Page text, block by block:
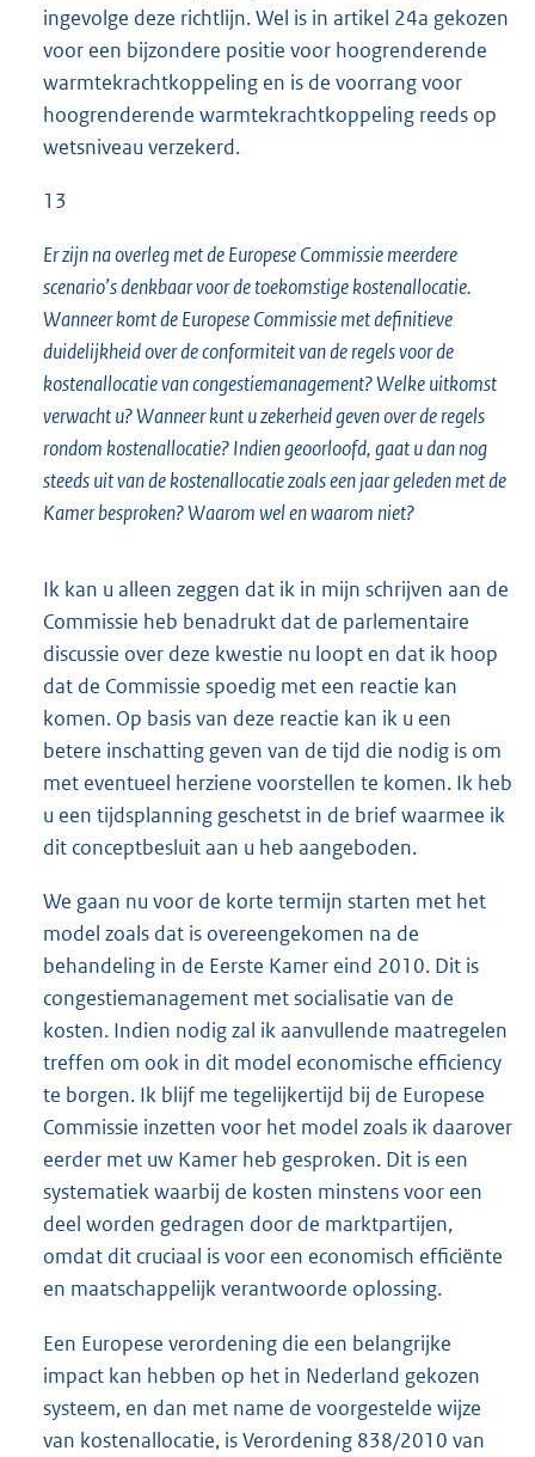
ingevolge deze richtlijn. Wel is in artikel 24a gekozen
voor een bijzondere positie voor hoogrenderende
warmtekrachtkoppeling en is de voorrang voor
hoogrenderende warmtekrachtkoppeling reeds op
wetsniveau verzekerd.
13
Er zijn na overleg met de Europese Commissie meerdere
scenario’s denkbaar voor de toekomstige kostenallocatie.
Wanneer komt de Europese Commissie met definitieve
duidelijkheid over de conformiteit van de regels voor de
kostenallocatie van congestiemanagement? Welke uitkomst
verwacht u? Wanneer kunt u zekerheid geven over de regels
rondom kostenallocatie? Indien geoorloofd, gaat u dan nog
steeds uit van de kostenallocatie zoals een jaar geleden met de
Kamer besproken? Waarom wel en waarom niet?
Ik kan u alleen zeggen dat ik in mijn schrijven aan de
Commissie heb benadrukt dat de parlementaire
discussie over deze kwestie nu loopt en dat ik hoop
dat de Commissie spoedig met een reactie kan
komen. Op basis van deze reactie kan ik u een
betere inschatting geven van de tijd die nodig is om
met eventueel herziene voorstellen te komen. Ik heb
u een tijdsplanning geschetst in de brief waarmee ik
dit conceptbesluit aan u heb aangeboden.
We gaan nu voor de korte termijn starten met het
model zoals dat is overeengekomen na de
behandeling in de Eerste Kamer eind 2010. Dit is
congestiemanagement met socialisatie van de
kosten. Indien nodig zal ik aanvullende maatregelen
treffen om ook in dit model economische efficiency
te borgen. Ik blijf me tegelijkertijd bij de Europese
Commissie inzetten voor het model zoals ik daarover
eerder met uw Kamer heb gesproken. Dit is een
systematiek waarbij de kosten minstens voor een
deel worden gedragen door de marktpartijen,
omdat dit cruciaal is voor een economisch efficiënte
en maatschappelijk verantwoorde oplossing.
Een Europese verordening die een belangrijke
impact kan hebben op het in Nederland gekozen
systeem, en dan met name de voorgestelde wijze
van kostenallocatie, is Verordening 838/2010 van